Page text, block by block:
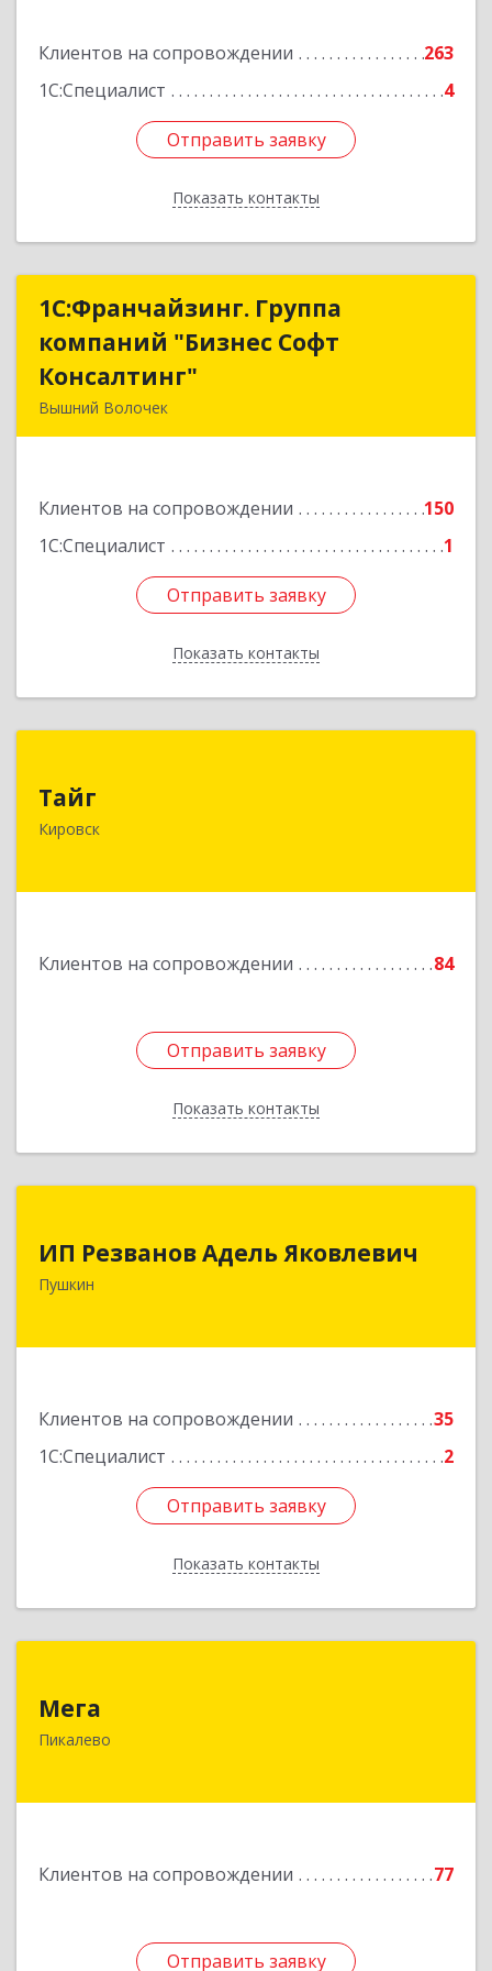
Клиентов на сопровождении
263
1С:Специалист
4
Отправить заявку
Показать контакты
Отправить заявку
Назад
1С:Франчайзинг. Группа
компаний "Бизнес Софт
Консалтинг"
Вышний Волочек
Клиентов на сопровождении
150
1С:Специалист
1
Отправить заявку
Показать контакты
1С:Франчайзинг. Группа
компаний "Бизнес Софт
Подробнее
Отправить заявку
Назад
Тайг
Кировск
Клиентов на сопровождении 84
Отправить заявку
Показать контакты
Кировск г, Новая ул, дом № 13, корпус 3, кв.3
Подробнее
Отправить заявку
Назад
ИП Резванов Адель Яковлевич
Пушкин
Клиентов на сопровождении
35
1С:Специалист
2
Отправить заявку
Показать контакты
196602, Санкт-Петербург г, Пушкин г, Красной
Подробнее
Отправить заявку
Назад
Мега
Пикалево
Клиентов на сопровождении 77
Отправить заявку
Подробнее
Отправить заявку